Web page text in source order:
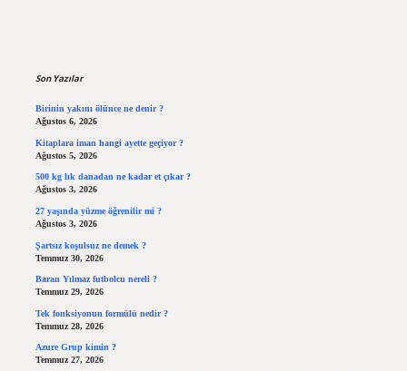
Son Yazılar
Birinin yakını ölünce ne denir ?
Ağustos 6, 2026
Kitaplara iman hangi ayette geçiyor ?
Ağustos 5, 2026
500 kg lık danadan ne kadar et çıkar ?
Ağustos 3, 2026
27 yaşında yüzme öğrenilir mi ?
Ağustos 3, 2026
Şartsız koşulsuz ne demek ?
Temmuz 30, 2026
Baran Yılmaz futbolcu nereli ?
Temmuz 29, 2026
Tek fonksiyonun formülü nedir ?
Temmuz 28, 2026
Azure Grup kimin ?
Temmuz 27, 2026